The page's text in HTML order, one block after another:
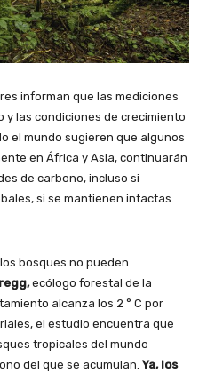
informan que las mediciones
y las condiciones de crecimiento
el mundo sugieren que algunos
en África y Asia, continuarán
de carbono, incluso si
si se mantienen intactas.
bosques no pueden
ecólogo forestal de la
alcanza los 2 ° C por
el estudio encuentra que
tropicales del mundo
del que se acumulan. Ya, los